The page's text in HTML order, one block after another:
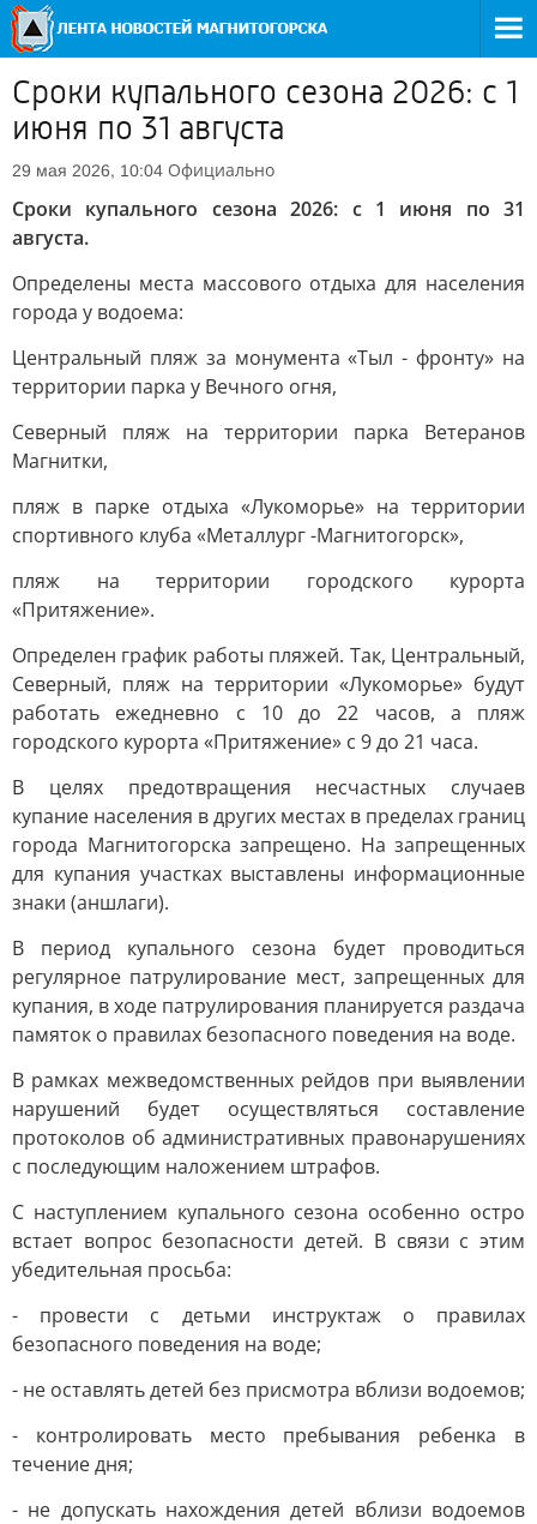
Сроки купального сезона 2026: с 1
июня по 31 августа
29 мая 2026, 10:04 Официально
Сроки купального сезона 2026: с 1 июня по 31
августа.
Определены места массового отдыха для населения
города у водоема:
Центральный пляж за монумента «Тыл - фронту» на
территории парка у Вечного огня,
Северный пляж на территории парка Ветеранов
Магнитки,
пляж в парке отдыха «Лукоморье» на территории
спортивного клуба «Металлург -Магнитогорск»,
пляж на территории городского курорта
«Притяжение».
Определен график работы пляжей. Так, Центральный,
Северный, пляж на территории «Лукоморье» будут
работать ежедневно с 10 до 22 часов, а пляж
городского курорта «Притяжение» с 9 до 21 часа.
В целях предотвращения несчастных случаев
купание населения в других местах в пределах границ
города Магнитогорска запрещено. На запрещенных
для купания участках выставлены информационные
знаки (аншлаги).
В период купального сезона будет проводиться
регулярное патрулирование мест, запрещенных для
купания, в ходе патрулирования планируется раздача
памяток о правилах безопасного поведения на воде.
В рамках межведомственных рейдов при выявлении
нарушений будет осуществляться составление
протоколов об административных правонарушениях
с последующим наложением штрафов.
С наступлением купального сезона особенно остро
встает вопрос безопасности детей. В связи с этим
убедительная просьба:
- провести с детьми инструктаж о правилах
безопасного поведения на воде;
- не оставлять детей без присмотра вблизи водоемов;
- контролировать место пребывания ребенка в
течение дня;
- не допускать нахождения детей вблизи водоемов